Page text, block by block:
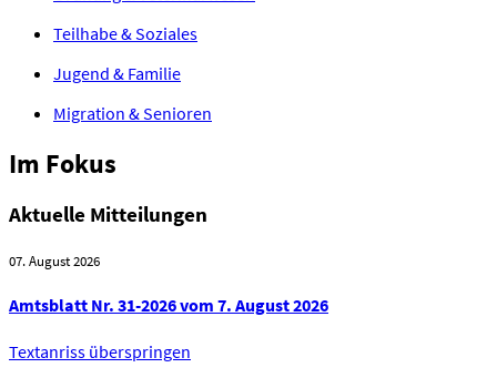
Teilhabe & Soziales
Jugend & Familie
Migration & Senioren
Im Fokus
Aktuelle Mitteilungen
07. August 2026
Amtsblatt Nr. 31-2026 vom 7. August 2026
Textanriss überspringen